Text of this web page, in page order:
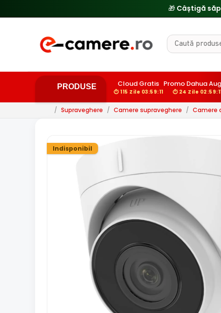
PRODUSE Cloud Gratis
⏱ 115 Zile 03:59:10
Promo Dahua
⏱ 24 Zile
/ Supraveghere / Camere supraveghere / Camere
Indisponibil